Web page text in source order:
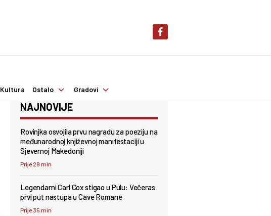
Kultura Ostalo Gradovi
NAJNOVIJE
Rovinjka osvojila prvu nagradu za poeziju na
međunarodnoj književnoj manifestaciji u
Sjevernoj Makedoniji
Prije 29 min
Legendarni Carl Cox stigao u Pulu: Večeras
prvi put nastupa u Cave Romane
Prije 35 min